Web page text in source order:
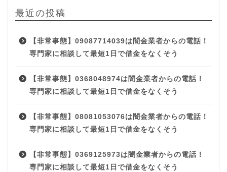
最近の投稿
【非常事態】09087714039は闇金業者からの電話！
専門家に相談して最短1日で借金をなくそう
【非常事態】0368048974は闇金業者からの電話！
専門家に相談して最短1日で借金をなくそう
【非常事態】08081053076は闇金業者からの電話！
専門家に相談して最短1日で借金をなくそう
【非常事態】0369125973は闇金業者からの電話！
専門家に相談して最短1日で借金をなくそう